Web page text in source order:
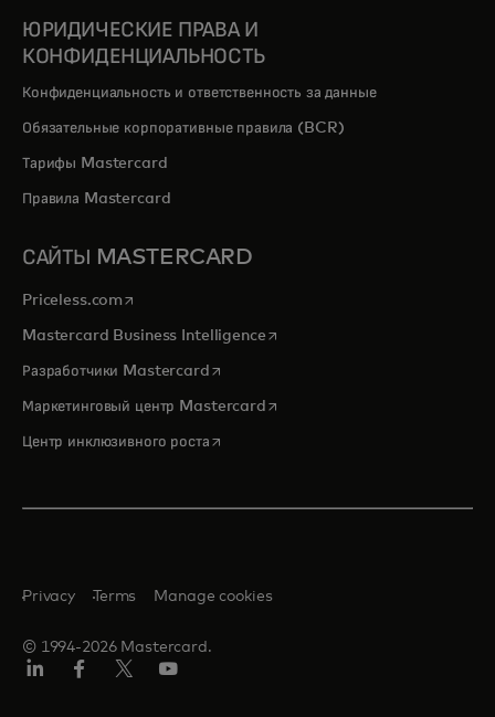
ЮРИДИЧЕСКИЕ ПРАВА И
КОНФИДЕНЦИАЛЬНОСТЬ
Конфиденциальность и ответственность за данные
Обязательные корпоративные правила (BCR)
Тарифы Mastercard
Правила Mastercard
САЙТЫ MASTERCARD
Priceless.com opens in a new tab
Mastercard Business Intelligenceopens in a new tab
Разработчики Mastercardopens in a new tab
Маркетинговый центр Mastercardopens in a new tab
Центр инклюзивного ростаopens in a new tab
© 1994-2026 Mastercard.
Privacy Terms Manage cookies